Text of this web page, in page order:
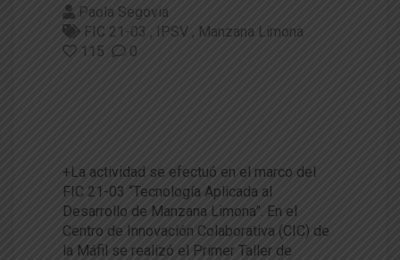
Paola Segovia
FIC 21-03
IPSV
Manzana Limona
115
0
+La actividad se efectuó en el marco del
FIC 21-03 “Tecnología Aplicada al
Desarrollo de Manzana Limona”. En el
Centro de Innovación Colaborativa (CIC) de
la Máfil se realizó el Primer Taller de